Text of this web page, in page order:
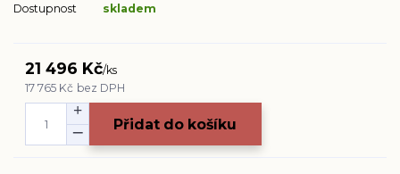
Dostupnost skladem
21 496 Kč/ks
17 765 Kč bez DPH
Přidat do košíku